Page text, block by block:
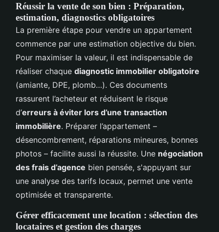
Réussir la vente de son bien : Préparation,
estimation, diagnostics obligatoires
La première étape pour vendre un appartement
commence par une estimation objective du bien.
Pour maximiser la valeur, il est indispensable de
réaliser chaque diagnostic immobilier obligatoire
(amiante, DPE, plomb…). Ces documents
rassurent l’acheteur et réduisent le risque
d’erreurs à éviter lors d’une transaction
immobilière. Préparer l’appartement –
désencombrement, réparations mineures, bonnes
photos – facilite aussi la réussite. Une négociation
des frais d’agence bien pensée, s'appuyant sur
une analyse des tarifs locaux, permet une vente
optimisée et transparente.
Gérer efficacement une location : sélection des
locataires et gestion des charges